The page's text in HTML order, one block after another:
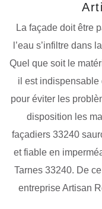
La façade doit être
l’eau s’infiltre dans
Quel que soit le
il est indispensable
pour éviter les
disposition les
façadiers 33240
et fiable en
Tarnes 33240. De
entreprise Artisan